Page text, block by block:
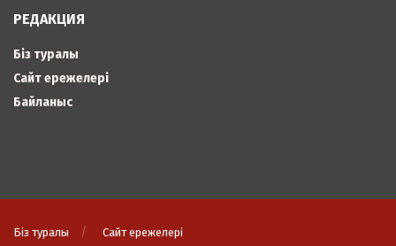
РЕДАКЦИЯ
Біз туралы
Сайт ережелері
Байланыс
Біз туралы Сайт ережелері